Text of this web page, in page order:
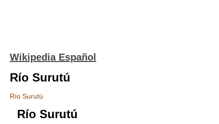
Wikipedia Español
Río Surutú
Río Surutú
Río Surutú